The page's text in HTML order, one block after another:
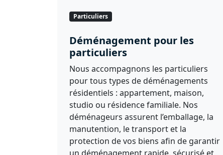
Particuliers
Déménagement pour les
particuliers
Nous accompagnons les particuliers
pour tous types de déménagements
résidentiels : appartement, maison,
studio ou résidence familiale. Nos
déménageurs assurent l’emballage, la
manutention, le transport et la
protection de vos biens afin de garantir